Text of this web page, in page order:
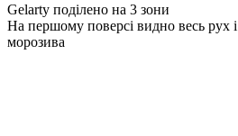
Gelarty поділено на 3 зони
На першому поверсі видно весь рух
морозива